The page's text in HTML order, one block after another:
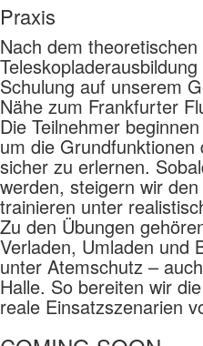
Praxis
Nach dem theoretischen
Schulung auf unserem
Nähe zum Frankfurter
Die Teilnehmer
um die Grundfunktionen
sicher zu erlernen.
werden, steigern wir
trainieren unter
Zu den Übungen
Verladen, Umladen und
unter Atemschutz –
Halle. So bereiten wir
reale Einsatzszenarien